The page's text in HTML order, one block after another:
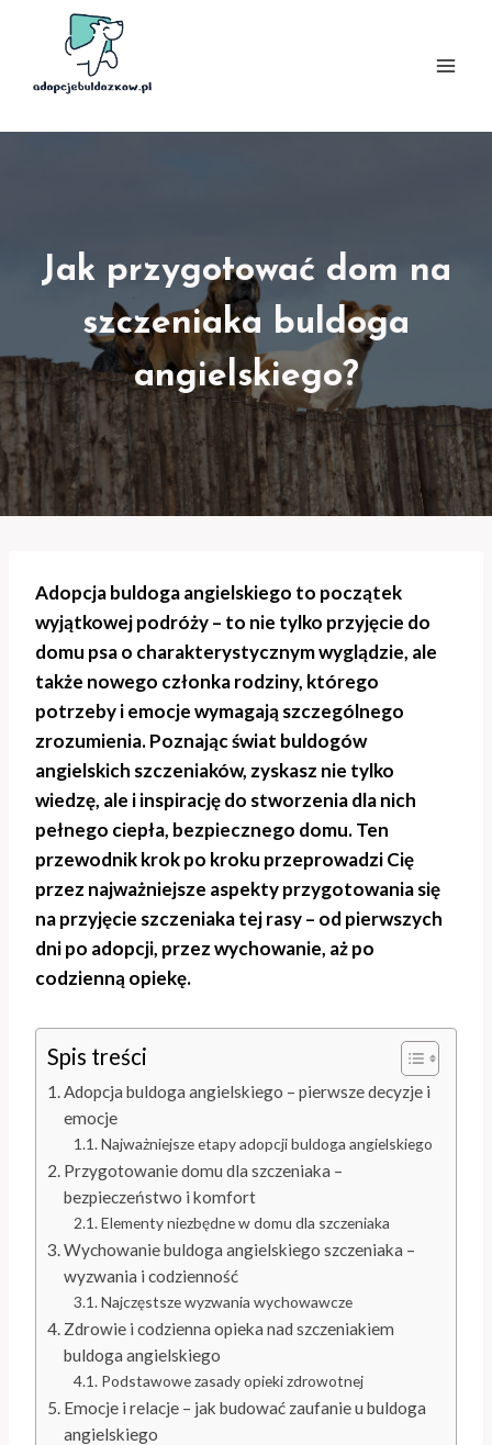
Jak przygotować dom na
szczeniaka buldoga
angielskiego?
Adopcja buldoga angielskiego to początek
wyjątkowej podróży – to nie tylko przyjęcie do
domu psa o charakterystycznym wyglądzie, ale
także nowego członka rodziny, którego
potrzeby i emocje wymagają szczególnego
zrozumienia. Poznając świat buldogów
angielskich szczeniaków, zyskasz nie tylko
wiedzę, ale i inspirację do stworzenia dla nich
pełnego ciepła, bezpiecznego domu. Ten
przewodnik krok po kroku przeprowadzi Cię
przez najważniejsze aspekty przygotowania się
na przyjęcie szczeniaka tej rasy – od pierwszych
dni po adopcji, przez wychowanie, aż po
codzienną opiekę.
Spis treści
Adopcja buldoga angielskiego – pierwsze decyzje i
emocje
Najważniejsze etapy adopcji buldoga angielskiego
Przygotowanie domu dla szczeniaka –
bezpieczeństwo i komfort
Elementy niezbędne w domu dla szczeniaka
Wychowanie buldoga angielskiego szczeniaka –
wyzwania i codzienność
Najczęstsze wyzwania wychowawcze
Zdrowie i codzienna opieka nad szczeniakiem
buldoga angielskiego
Podstawowe zasady opieki zdrowotnej
Emocje i relacje – jak budować zaufanie u buldoga
angielskiego